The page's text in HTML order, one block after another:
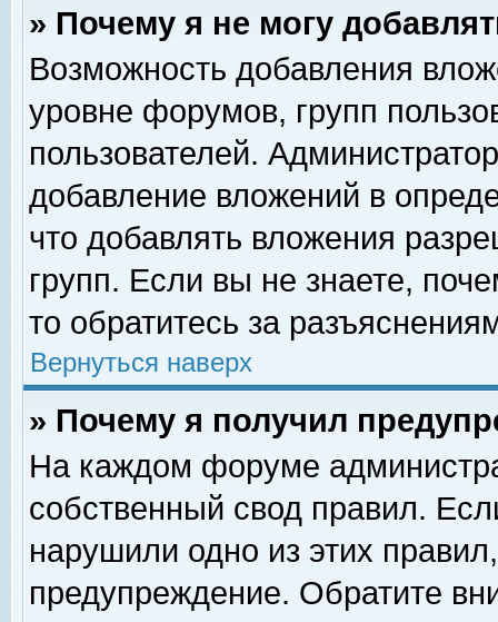
» Почему я не могу
Возможность добавления
уровне форумов, групп
пользователей.
добавление вложений в
что добавлять вложения
групп. Если вы не знаете,
то обратитесь за
Вернуться наверх
» Почему я получил
На каждом форуме
собственный свод правил.
нарушили одно из этих
предупреждение. Обратите